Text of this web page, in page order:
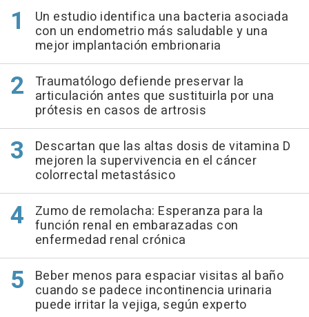
Un estudio identifica una bacteria asociada
con un endometrio más saludable y una
mejor implantación embrionaria
Traumatólogo defiende preservar la
articulación antes que sustituirla por una
prótesis en casos de artrosis
Descartan que las altas dosis de vitamina D
mejoren la supervivencia en el cáncer
colorrectal metastásico
Zumo de remolacha: Esperanza para la
función renal en embarazadas con
enfermedad renal crónica
Beber menos para espaciar visitas al baño
cuando se padece incontinencia urinaria
puede irritar la vejiga, según experto